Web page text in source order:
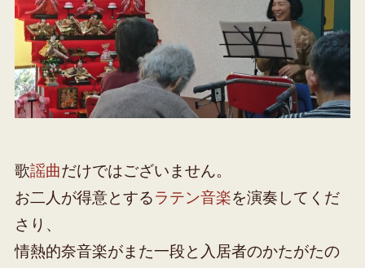
歌謡曲だけではございません。
お二人が得意とするラテン音楽を演奏してくだ
さり、
情熱的奈音楽がまた一段と入居者のかたがたの